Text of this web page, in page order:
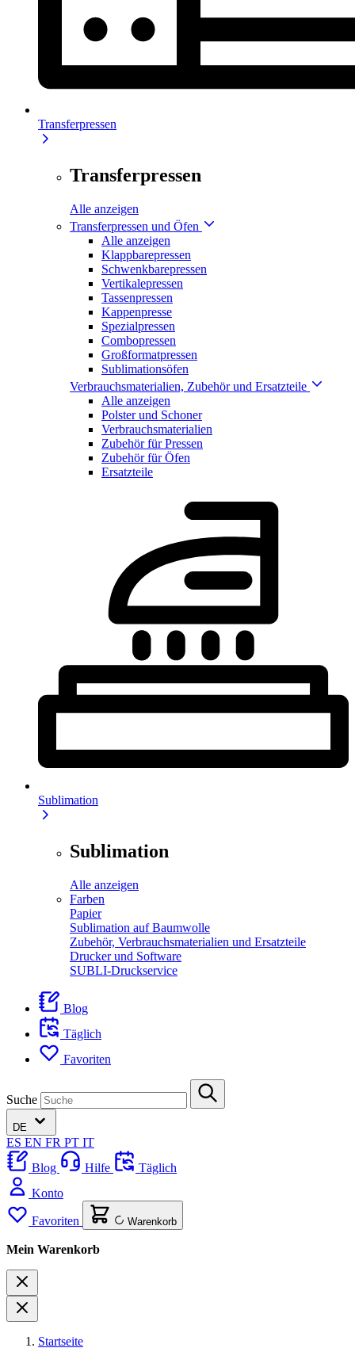
Transferpressen
Transferpressen
Alle anzeigen
Transferpressen und Öfen
Alle anzeigen
Klappbarepressen
Schwenkbarepressen
Vertikalepressen
Tassenpressen
Kappenpresse
Spezialpressen
Combopressen
Großformatpressen
Sublimationsöfen
Verbrauchsmaterialien, Zubehör und Ersatzteile
Alle anzeigen
Polster und Schoner
Verbrauchsmaterialien
Zubehör für Pressen
Zubehör für Öfen
Ersatzteile
Sublimation
Sublimation
Alle anzeigen
Farben
Papier
Sublimation auf Baumwolle
Zubehör, Verbrauchsmaterialien und Ersatzteile
Drucker und Software
SUBLI-Druckservice
Blog
Täglich
Favoriten
Suche
DE
ES EN FR PT IT
Blog
Hilfe
Täglich
Konto
Favoriten Warenkorb
Mein Warenkorb
Startseite